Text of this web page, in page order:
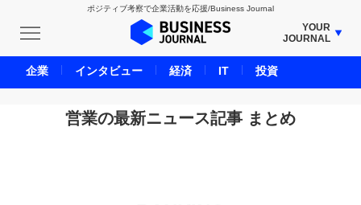
ポジティブ考察で企業活動を応援/Business Journal
YOUR
JOURNAL
BUSINESS JOURNAL
UNICORN JOURNAL
CARBON CREDITS JOURNAL
営業の最新ニュース記事 まとめ
企業 インタビュー 経済 IT 投資